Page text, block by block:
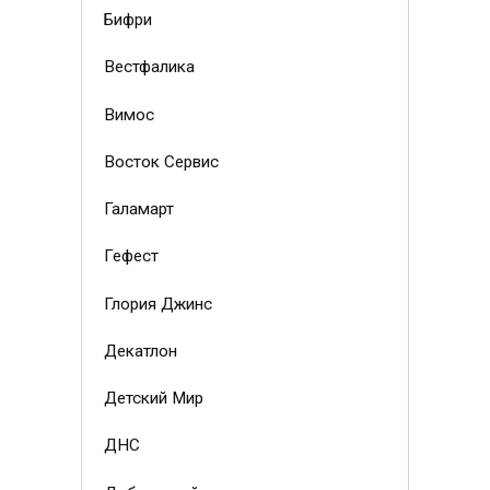
Бифри
Вестфалика
Вимос
Восток Сервис
Галамарт
Гефест
Глория Джинс
Декатлон
Детский Мир
ДНС